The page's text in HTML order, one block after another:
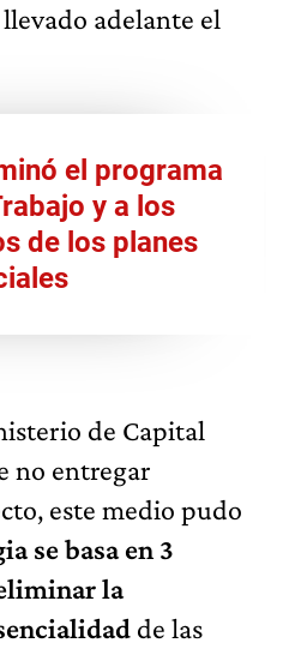
adelante el
el programa
y a los
de los planes
de Capital
no entregar
este medio pudo
se basa en 3
la
de las